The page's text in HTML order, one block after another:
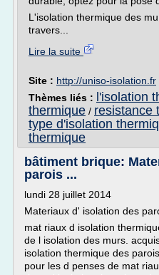
L'isolation thermique des
travers...
Lire la suite
Site : http://uniso-isolation.fr
Thèmes liés :
l'isolation
thermique / resistance
type d'isolation
thermique
bâtiment brique:
parois ...
lundi 28 juillet 2014
Materiaux d' isolation des
mat riaux d isolation
de l isolation des murs.
isolation thermique des
pour les d penses de mat